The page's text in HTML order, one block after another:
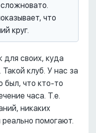
что
круг.
для своих, куда
клуб. У нас за
был, что кто-то
часа. Т.е.
никаких
помогают.